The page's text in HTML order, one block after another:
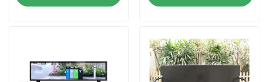
Visita à fábrica